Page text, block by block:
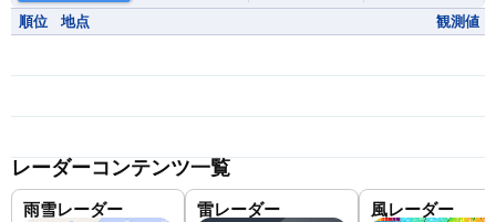
順位 地点 観測値
レーダーコンテンツ一覧
雨雪レーダー 雷レーダー 風レーダー